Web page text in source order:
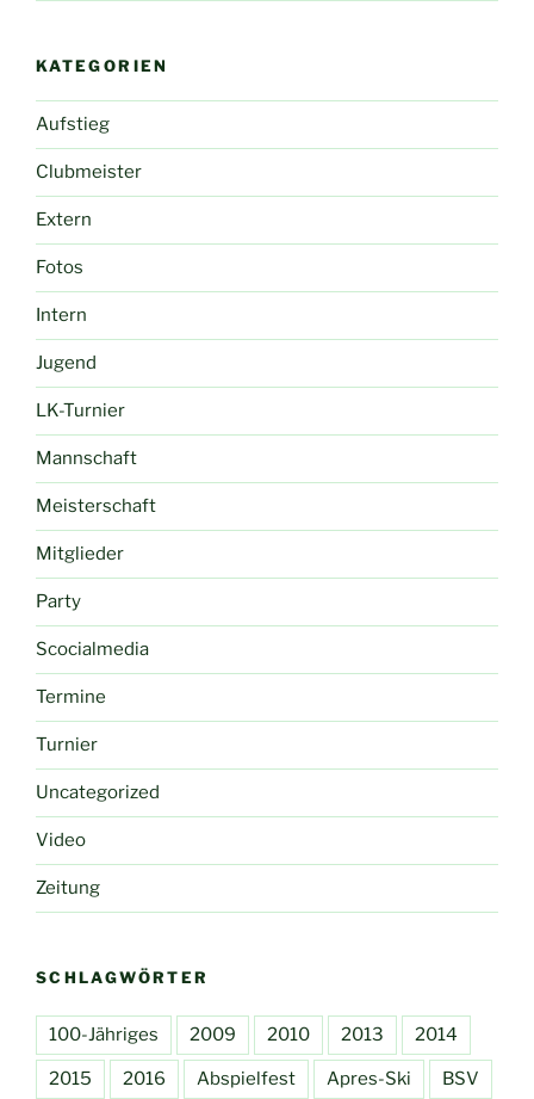
KATEGORIEN
Aufstieg
Clubmeister
Extern
Fotos
Intern
Jugend
LK-Turnier
Mannschaft
Meisterschaft
Mitglieder
Party
Scocialmedia
Termine
Turnier
Uncategorized
Video
Zeitung
SCHLAGWÖRTER
100-Jähriges 2009 2010 2013 2014
2015 2016 Abspielfest Apres-Ski BSV